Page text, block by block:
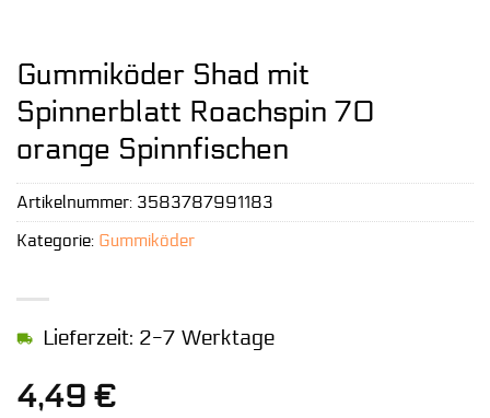
Gummiköder Shad mit
Spinnerblatt Roachspin 70
orange Spinnfischen
4,49 €
Lieferzeit: 2-7 Werktage
Artikelnummer: 3583787991183
Kategorie: Gummiköder